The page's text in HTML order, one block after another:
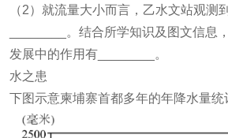
（2）就流量大小而言，乙水文站观测
________。结合所学知识及图文信息
发展中的作用有________。
水之患
下图示意柬埔寨首都多年的年降水量统